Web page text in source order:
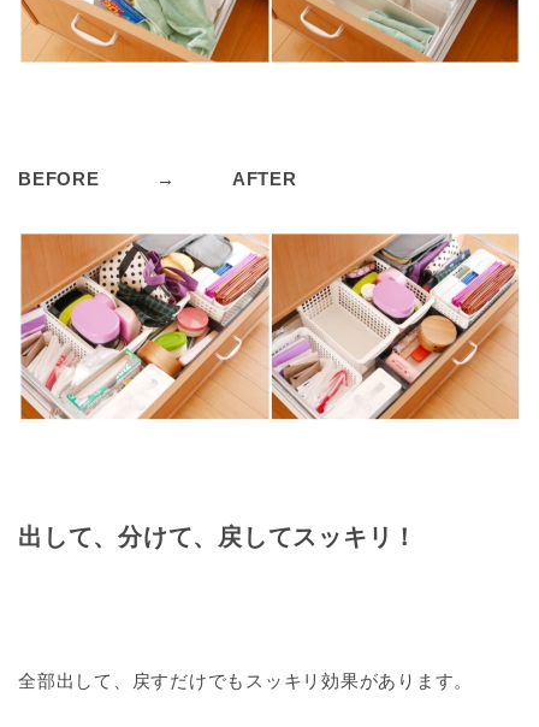
BEFORE → AFTER
出して、分けて、戻してスッキリ！
全部出して、戻すだけでもスッキリ効果があります。